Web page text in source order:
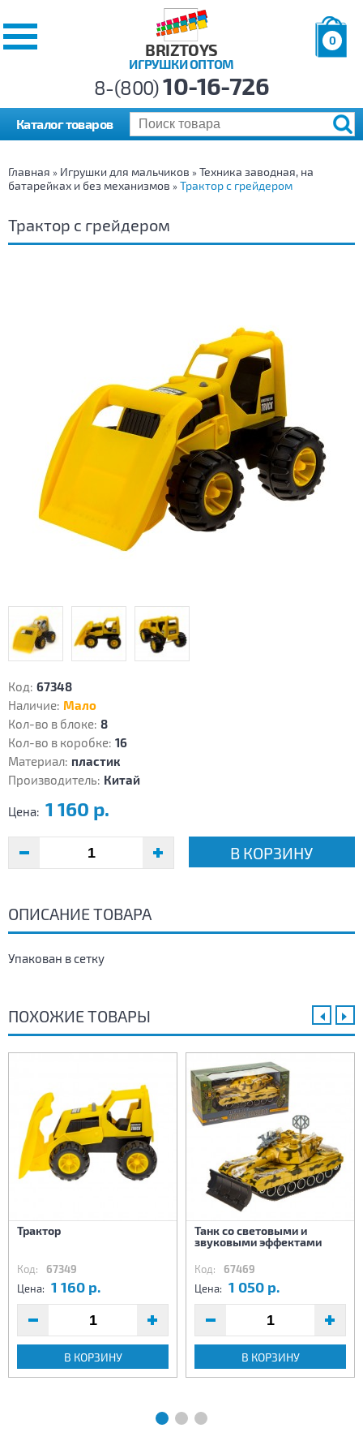
BRIZTOYS
ИГРУШКИ ОПТОМ
0
р.
8-(800)10-16-726
Каталог товаров
Главная » Игрушки для мальчиков » Техника заводная, на
батарейках и без механизмов » Трактор с грейдером
Трактор с грейдером
Код: 67348
Наличие: Мало
Кол-во в блоке: 8
Кол-во в коробке: 16
Материал: пластик
Производитель: Китай
Цена: 1 160 р.
В КОРЗИНУ
ОПИСАНИЕ ТОВАРА
Упакован в сетку
ПОХОЖИЕ ТОВАРЫ
Трактор
Код: 67349
Цена: 1 160 р.
В КОРЗИНУ
Танк со световыми и
звуковыми эффектами
Код: 67469
Цена: 1 050 р.
В КОРЗИНУ